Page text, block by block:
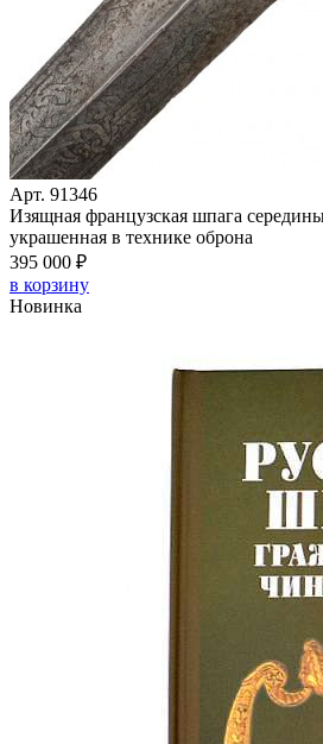
Арт. 91346
Изящная французская шпага
украшенная в технике оброна
395 000 ₽
в корзину
Новинка